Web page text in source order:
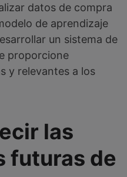
datos de compra
de aprendizaje
un sistema de
proporcione
y relevantes a los
las
futuras de